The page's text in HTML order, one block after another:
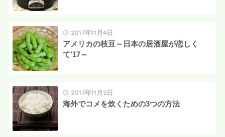
2017年11月4日
アメリカの枝豆～日本の居酒屋が恋しく
て’17～
2017年11月2日
海外でコメを炊くための3つの方法